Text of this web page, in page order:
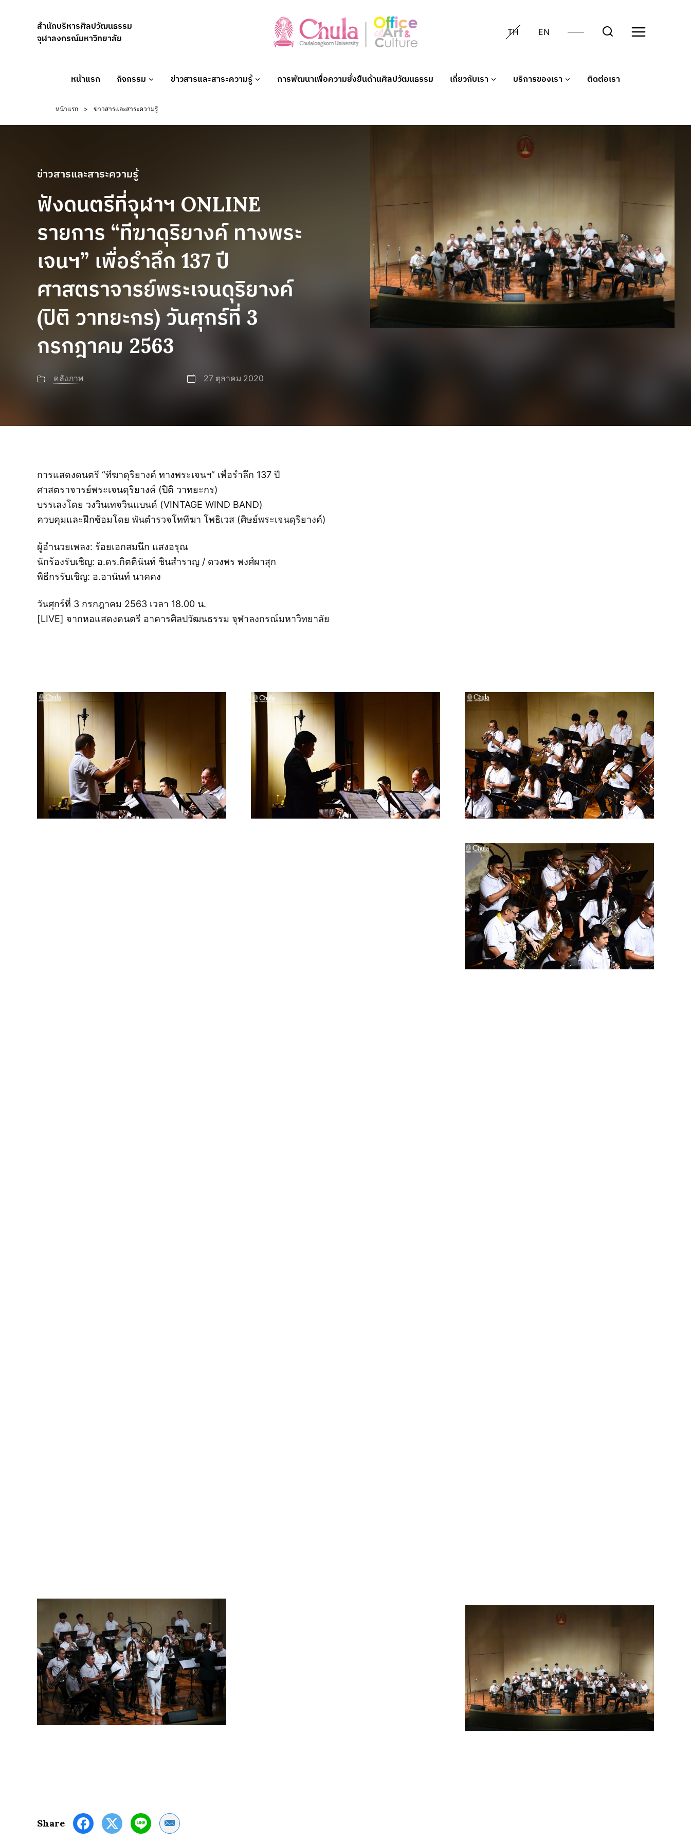
สำนักบริหารศิลปวัฒนธรรม
จุฬาลงกรณ์มหาวิทยาลัย
TH EN
หน้าแรก กิจกรรม ข่าวสารและสาระความรู้ การพัฒนาเพื่อความยั่งยืนด้านศิลปวัฒนธรรม เกี่ยวกับเรา บริการของเรา ติดต่อเรา
หน้าแรก > ข่าวสารและสาระความรู้
ข่าวสารและสาระความรู้
ฟังดนตรีที่จุฬาฯ ONLINE
รายการ “ทีฆาดุริยางค์ ทางพระ
เจนฯ” เพื่อรำลึก 137 ปี
ศาสตราจารย์พระเจนดุริยางค์
(ปิติ วาทยะกร) วันศุกร์ที่ 3
กรกฎาคม 2563
คลังภาพ 27 ตุลาคม 2020
การแสดงดนตรี “ทีฆาดุริยางค์ ทางพระเจนฯ” เพื่อรำลึก 137 ปี
ศาสตราจารย์พระเจนดุริยางค์ (ปิติ วาทยะกร)
บรรเลงโดย วงวินเทจวินแบนด์ (VINTAGE WIND BAND)
ควบคุมและฝึกซ้อมโดย พันตำรวจโททีฆา โพธิเวส (ศิษย์พระเจนดุริยางค์)
ผู้อำนวยเพลง: ร้อยเอกสมนึก แสงอรุณ
นักร้องรับเชิญ: อ.ดร.กิตตินันท์ ชินสำราญ / ดวงพร พงศ์ผาสุก
พิธีกรรับเชิญ: อ.อานันท์ นาคคง
วันศุกร์ที่ 3 กรกฎาคม 2563 เวลา 18.00 น.
[LIVE] จากหอแสดงดนตรี อาคารศิลปวัฒนธรรม จุฬาลงกรณ์มหาวิทยาลัย
Share Share by Email